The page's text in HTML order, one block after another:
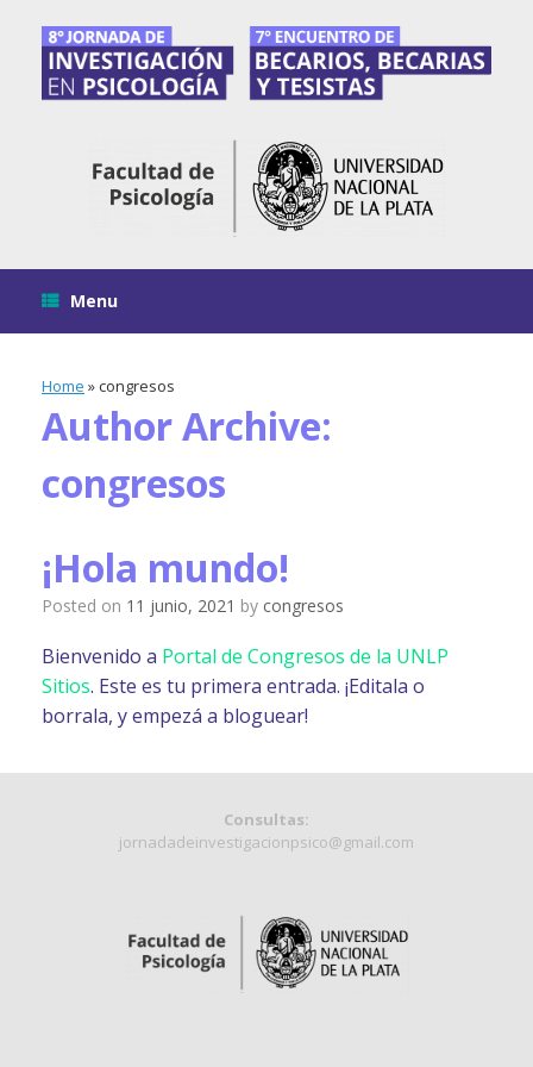
content
Menu
Home »congresos
Author Archive:
congresos
¡Hola mundo!
Posted on 11 junio, 2021 by congresos
Bienvenido a Portal de Congresos de la UNLP
Sitios. Este es tu primera entrada. ¡Editala o
borrala, y empezá a bloguear!
Consultas:
jornadadeinvestigacionpsico@gmail.com